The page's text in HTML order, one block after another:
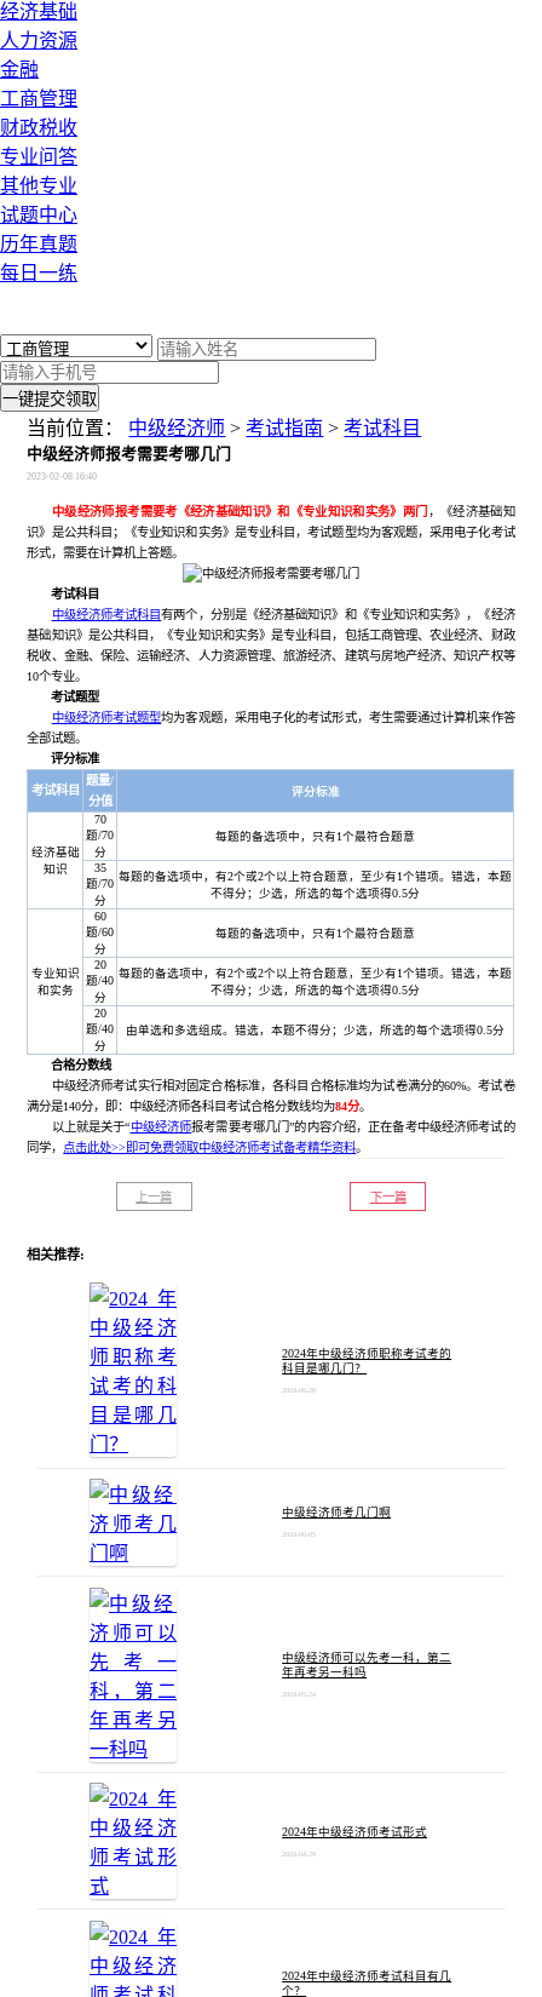
经济基础
人力资源
金融
工商管理
财政税收
专业问答
其他专业
试题中心
历年真题
每日一练
一键提交领取
当前位置： 中级经济师 >考试指南 >考试科目
中级经济师报考需要考哪几门
2023-02-08 16:40
中级经济师报考需要考《经济基础知识》和《专业知识和实务》两门
，《经济基础知
识》是公共科目；《专业知识和实务》是专业科目，考试题型均为客观题，采用电子化考试
形式，需要在计算机上答题。
考试科目
中级经济师考试科目有两个，分别是《经济基础知识》和《专业知识和实务》，《经济
基础知识》是公共科目，《专业知识和实务》是专业科目，包括工商管理、农业经济、财政
税收、金融、保险、运输经济、人力资源管理、旅游经济、建筑与房地产经济、知识产权等
10个专业。
考试题型
中级经济师考试题型均为客观题，采用电子化的考试形式，考生需要通过计算机来作答
全部试题。
评分标准
考试科目
题量/
分值
评分标准
经济基础
知识
70
题/70
分
每题的备选项中，只有1个最符合题意
35
题/70
分
每题的备选项中，有2个或2个以上符合题意，至少有1个错项。错选，本题
不得分；少选，所选的每个选项得0.5分
专业知识
和实务
60
题/60
分
每题的备选项中，只有1个最符合题意
20
题/40
分
每题的备选项中，有2个或2个以上符合题意，至少有1个错项。错选，本题
不得分；少选，所选的每个选项得0.5分
20
题/40
分
由单选和多选组成。错选，本题不得分；少选，所选的每个选项得0.5分
合格分数线
中级经济师考试实行相对固定合格标准，各科目合格标准均为试卷满分的60%。考试卷
满分是140分，即：中级经济师各科目考试合格分数线均为84分。
以上就是关于“中级经济师报考需要考哪几门”的内容介绍，正在备考中级经济师考试的
同学， 点击此处>>即可免费领取中级经济师考试备考精华资料。
上一篇 下一篇
相关推荐:
2024年中级经济师职称考试考的
科目是哪几门？
2024-06-20
中级经济师考几门啊
2024-06-05
中级经济师可以先考一科，第二
年再考另一科吗
2024-05-24
2024年中级经济师考试形式
2024-04-29
2024年中级经济师考试科目有几
个？